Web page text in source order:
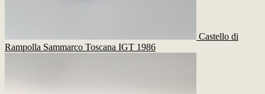
Castello di
Rampolla Sammarco Toscana IGT 1986